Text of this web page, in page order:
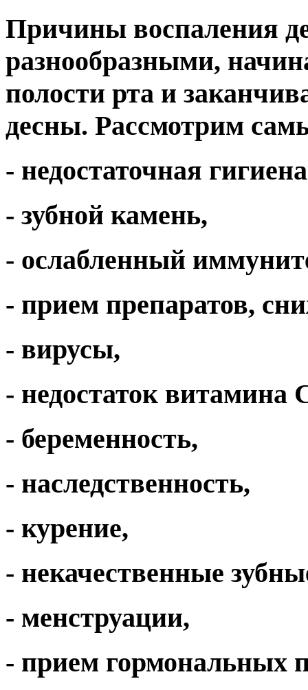
Причины воспаления
разнообразными,
полости рта и
десны. Рассмотрим
- недостаточная
- зубной камень,
- ослабленный
- прием препаратов,
- вирусы,
- недостаток витамина
- беременность,
- наследственность,
- курение,
- некачественные
- менструации,
- прием гормональных